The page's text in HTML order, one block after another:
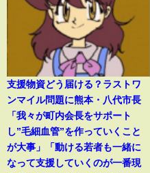
支援物資どう届ける？ラストワ
ンマイル問題に熊本・八代市長
「我々が町内会長をサポート
し”毛細血管”を作っていくこと
が大事」「動ける若者も一緒に
なって支援していくのが一番現